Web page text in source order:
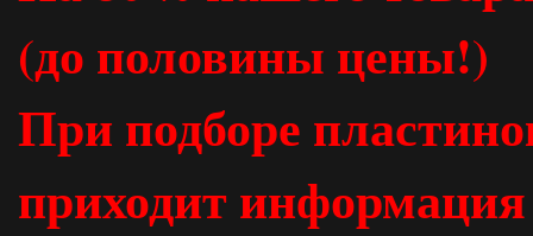
(до половины цены!)
При подборе
приходит информация